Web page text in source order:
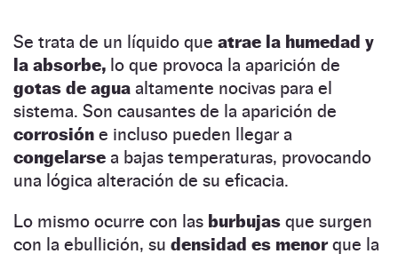
Se trata de un líquido que atrae la humedad y
la absorbe, lo que provoca la aparición de
gotas de agua altamente nocivas para el
sistema. Son causantes de la aparición de
corrosión e incluso pueden llegar a
congelarse a bajas temperaturas, provocando
una lógica alteración de su eficacia.
Lo mismo ocurre con las burbujas que surgen
con la ebullición, su densidad es menorque la